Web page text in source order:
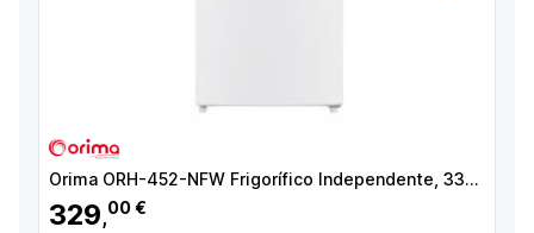
Orima ORH-452-NFW Frigorífico Independente, 334 L, No Frost, Branco - 071537 - 5603883214202
329,00 €